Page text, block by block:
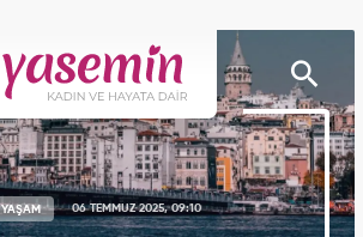
YAŞAM 06 TEMMUZ 2025, 09:10